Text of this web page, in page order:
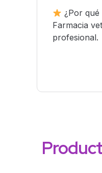
¿Por
Farmacia
profesional.